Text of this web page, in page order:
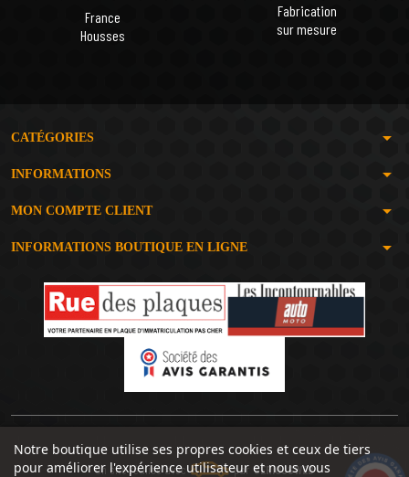
France
Housses
Fabrication
sur mesure
CATÉGORIES arrow_drop_down
INFORMATIONS arrow_drop_down
MON COMPTE CLIENT arrow_drop_down
INFORMATIONS BOUTIQUE EN LIGNE arrow_drop_down
Notre boutique utilise ses propres cookies et ceux de tiers
pour améliorer l'expérience utilisateur et nous vous
Un site réalisé avec par SERIOUSWEB